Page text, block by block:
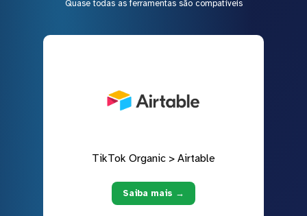
Quase todas as ferramentas são compatíveis
TikTok Organic > Airtable
Saiba mais →